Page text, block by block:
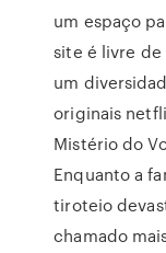
um espaço
site é livre de
um
originais
Mistério do
Enquanto a
tiroteio
chamado